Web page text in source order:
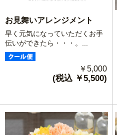
お見舞いアレンジメント
早く元気になっていただくお手
伝いができたら・・・。...
￥5,000
(税込 ￥5,500)